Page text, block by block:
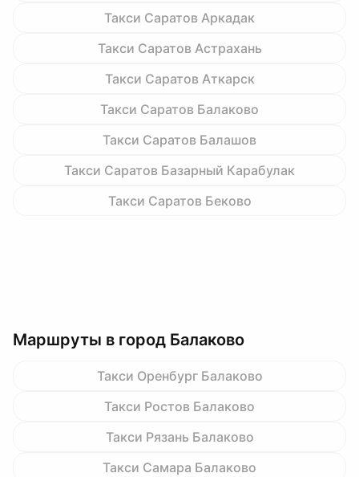
Такси Саратов Аркадак
Такси Саратов Астрахань
Такси Саратов Аткарск
Такси Саратов Балаково
Такси Саратов Балашов
Такси Саратов Базарный Карабулак
Такси Саратов Беково
Маршруты в город Балаково
Такси Оренбург Балаково
Такси Ростов Балаково
Такси Рязань Балаково
Такси Самара Балаково